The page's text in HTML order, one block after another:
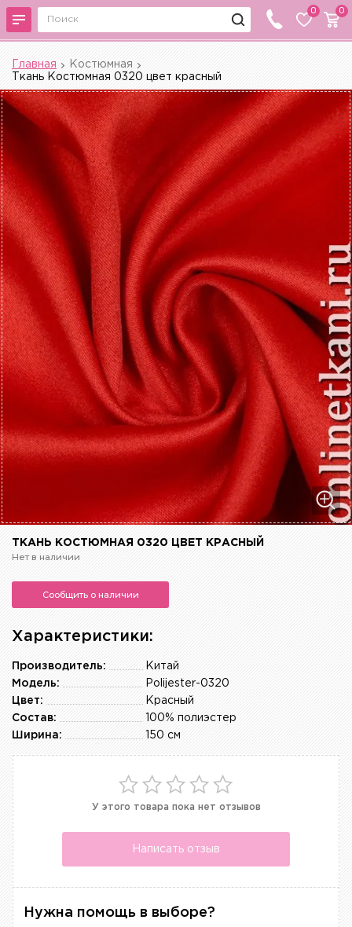
0 0
Главная
Костюмная
Ткань Костюмная 0320 цвет красный
ТКАНЬ КОСТЮМНАЯ 0320 ЦВЕТ КРАСНЫЙ
Нет в наличии
Сообщить о наличии
Характеристики:
Китай
Производитель:
Polijester-0320
Модель:
Красный
Цвет:
100% полиэстер
Состав:
150 см
Ширина:
У этого товара пока нет отзывов
Написать отзыв
Нужна помощь в выборе?